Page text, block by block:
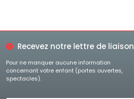
Recevez notre lettre de liaison
Pour ne manquer aucune information
concernant votre enfant (portes ouvertes,
spectacles).